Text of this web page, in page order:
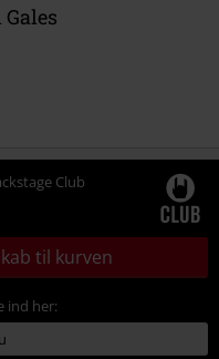
Club
til kurven
ind her: